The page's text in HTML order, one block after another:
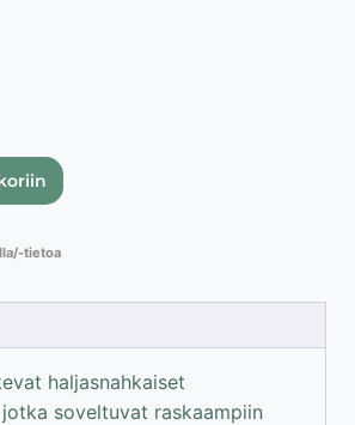
tietoa
haljasnahkaiset
soveltuvat raskaampiin